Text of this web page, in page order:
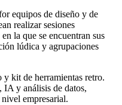
equipos de diseño y de
realizar sesiones
la que se encuentran sus
lúdica y agrupaciones
kit de herramientas retro.
IA y análisis de datos,
empresarial.